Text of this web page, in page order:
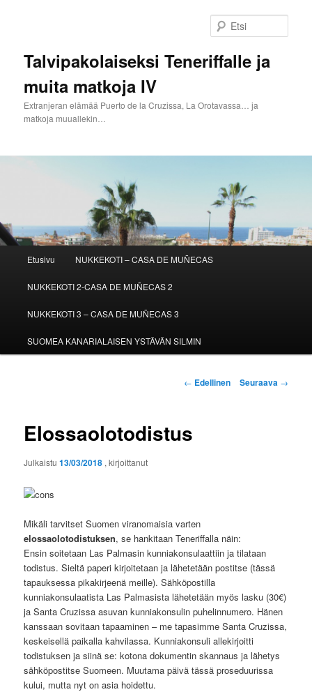
Talvipakolaiseksi Teneriffalle ja
muita matkoja IV
Extranjeran elämää Puerto de la Cruzissa, La Orotavassa… ja
matkoja muuallekin…
Etusivu NUKKEKOTI – CASA DE MUÑECAS
NUKKEKOTI 2-CASA DE MUÑECAS 2
NUKKEKOTI 3 – CASA DE MUÑECAS 3
SUOMEA KANARIALAISEN YSTÄVÄN SILMIN
Artikkelien
← Edellinen Seuraava →
Elossaolotodistus
Julkaistu13/03/2018 , kirjoittanut
Mikäli tarvitset Suomen viranomaisia varten
elossaolotodistuksen, se hankitaan Teneriffalla näin:
Ensin soitetaan Las Palmasin kunniakonsulaattiin ja tilataan
todistus. Sieltä paperi kirjoitetaan ja lähetetään postitse (tässä
tapauksessa pikakirjeenä meille). Sähköpostilla
kunniakonsulaatista Las Palmasista lähetetään myös lasku (30€)
ja Santa Cruzissa asuvan kunniakonsulin puhelinnumero. Hänen
kanssaan sovitaan tapaaminen – me tapasimme Santa Cruzissa,
keskeisellä paikalla kahvilassa. Kunniakonsuli allekirjoitti
todistuksen ja siinä se: kotona dokumentin skannaus ja lähetys
sähköpostitse Suomeen. Muutama päivä tässä proseduurissa
kului, mutta nyt on asia hoidettu.